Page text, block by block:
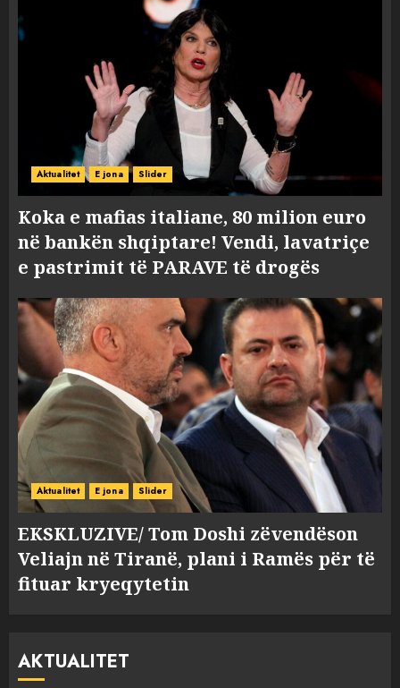
Aktualitet E jona Slider
Koka e mafias italiane, 80 milion euro
në bankën shqiptare! Vendi, lavatriçe
e pastrimit të PARAVE të drogës
Aktualitet E jona Slider
EKSKLUZIVE/ Tom Doshi zëvendëson
Veliajn në Tiranë, plani i Ramës për të
fituar kryeqytetin
AKTUALITET